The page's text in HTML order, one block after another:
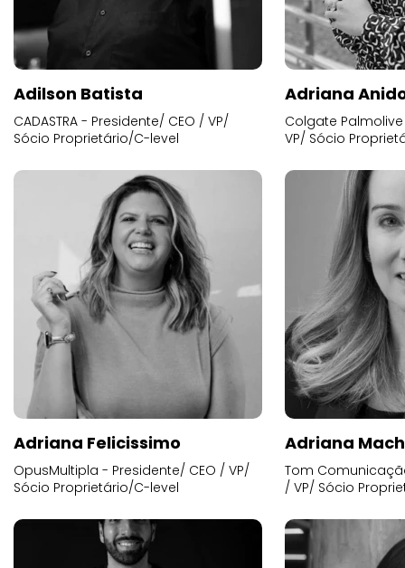
Adilson Batista
CADASTRA - Presidente/ CEO / VP/
Sócio Proprietário/C-level
Adriana
Colgate
VP/ Sócio
Adriana Felicissimo
OpusMultipla - Presidente/ CEO / VP/
Sócio Proprietário/C-level
Adriana
Tom
/ VP/ Sócio